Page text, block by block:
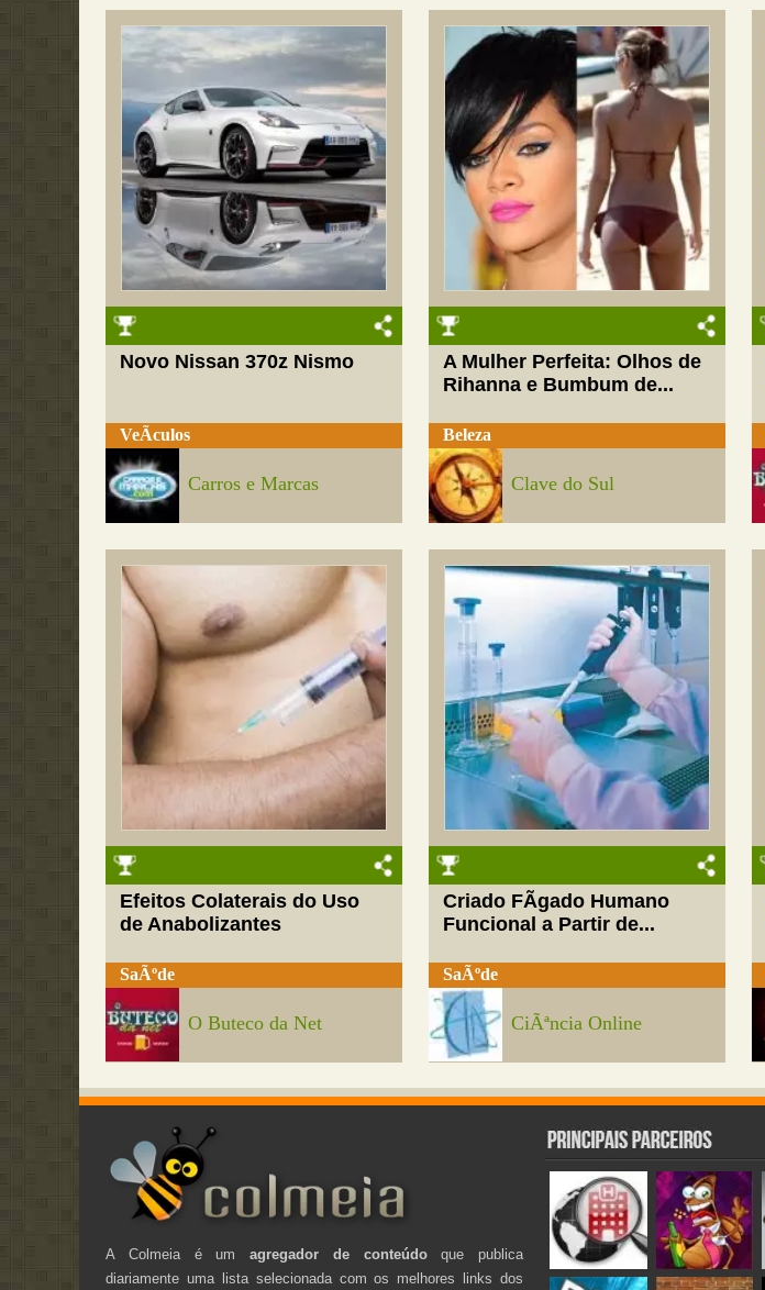
Novo Nissan 370z Nismo
VeÃ­culos
Carros e Marcas
A Mulher Perfeita: Olhos de
Rihanna e Bumbum de...
Beleza
Clave do Sul
Efeitos Colaterais do Uso
de Anabolizantes
SaÃºde
O Buteco da Net
Criado FÃ­gado Humano
Funcional a Partir de...
SaÃºde
CiÃªncia Online
A Colmeia é umagregador de conteúdoque publica
diariamente uma lista selecionada com os melhores links dos